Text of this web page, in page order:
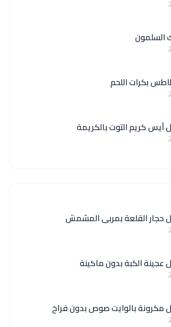
السلمون
بكرات اللحم
كريم التوت بالكريمة
حجار القلعة بمربى المشمش
الكبة بدون ماكينة
مكرونة بالوايت صوص بدون فراخ